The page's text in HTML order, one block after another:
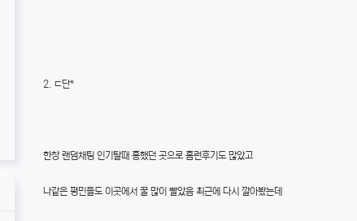
2. ㄷ단*
한창 랜덤채팅 인기탈때 흥했던 곳으로 홈런후기도 많았고
나같은 평민들도 이곳에서 꿀 많이 빨았음 최근에 다시 깔아봤는데